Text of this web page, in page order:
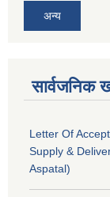
अन्य
सार्वजनिक
Letter Of
Supply &
Aspatal)